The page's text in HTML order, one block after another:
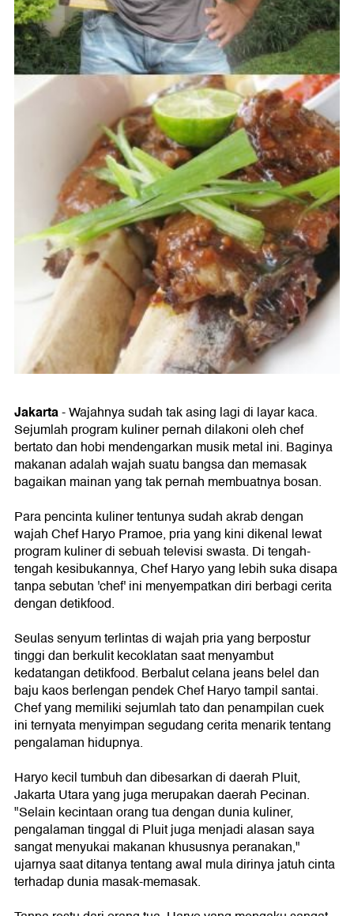
Jakarta- Wajahnya sudah tak asing lagi di layar kaca.
Sejumlah program kuliner pernah dilakoni oleh chef
bertato dan hobi mendengarkan musik metal ini. Baginya
makanan adalah wajah suatu bangsa dan memasak
bagaikan mainan yang tak pernah membuatnya bosan.
Para pencinta kuliner tentunya sudah akrab dengan
wajah Chef Haryo Pramoe, pria yang kini dikenal lewat
program kuliner di sebuah televisi swasta. Di tengah-
tengah kesibukannya, Chef Haryo yang lebih suka disapa
tanpa sebutan 'chef' ini menyempatkan diri berbagi cerita
dengan detikfood.
Seulas senyum terlintas di wajah pria yang berpostur
tinggi dan berkulit kecoklatan saat menyambut
kedatangan detikfood. Berbalut celana jeans belel dan
baju kaos berlengan pendek Chef Haryo tampil santai.
Chef yang memiliki sejumlah tato dan penampilan cuek
ini ternyata menyimpan segudang cerita menarik tentang
pengalaman hidupnya.
Haryo kecil tumbuh dan dibesarkan di daerah Pluit,
Jakarta Utara yang juga merupakan daerah Pecinan.
"Selain kecintaan orang tua dengan dunia kuliner,
pengalaman tinggal di Pluit juga menjadi alasan saya
sangat menyukai makanan khususnya peranakan,"
ujarnya saat ditanya tentang awal mula dirinya jatuh cinta
terhadap dunia masak-memasak.